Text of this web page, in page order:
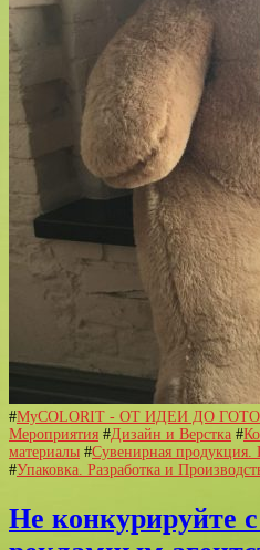
#MyCOLORIT - ОТ ИДЕИ ДО
Мероприятия #Дизайн и Верстка #
материалы #Сувенирная продукция.
#Упаковка. Разработка и
Не конкурируйте